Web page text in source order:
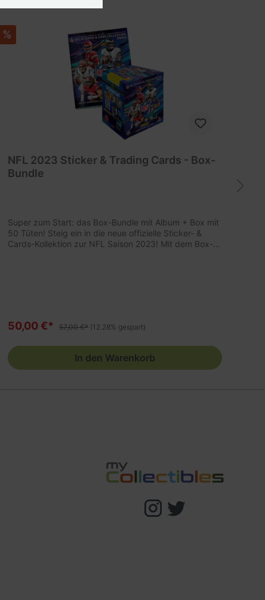
%
NFL 2023 Sticker & Trading Cards - Box-
Bundle
Super zum Start: das Box-Bundle mit Album + Box mit
50 Tüten! Steig ein in die neue offizielle Sticker- &
Cards-Kollektion zur NFL Saison 2023! Mit dem Box-
NFL-Infoseite
50,00 €* 57,00 €* (12.28% gespart)
In den Warenkorb